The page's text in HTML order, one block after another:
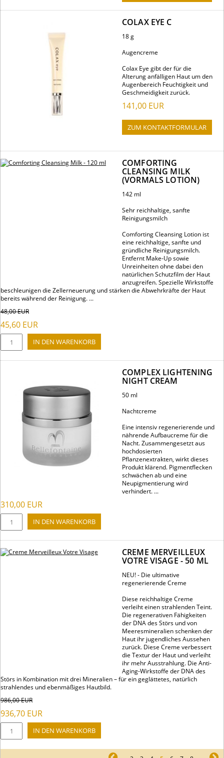
COLAX EYE C
18 g
Augencreme
Colax Eye gibt der für die
Alterung anfälligen Haut um den
Augenbereich Feuchtigkeit und
Geschmeidigkeit zurück.
141,00 EUR
ZUM KONTAKTFORMULAR
COMFORTING
CLEANSING MILK
(VORMALS LOTION)
142 ml
Sehr reichhaltige, sanfte
Reinigungsmilch
Comforting Cleansing Lotion ist
eine reichhaltige, sanfte und
gründliche Reinigungsmilch.
Entfernt Make-Up sowie
Unreinheiten ohne dabei den
natürlichen Schutzfilm der Haut
anzugreifen. Spezielle Wirkstoffe
beschleunigen die Zellerneuerung und stärken die Abwehrkräfte der Haut
bereits während der Reinigung. ...
48,00EUR
45,60 EUR
COMPLEX LIGHTENING
NIGHT CREAM
50 ml
Nachtcreme
Eine intensiv regenerierende und
nährende Aufbaucreme für die
Nacht. Zusammengesetzt aus
hochdosierten
Pflanzenextrakten, wirkt dieses
Produkt klärend. Pigmentflecken
schwächen ab und eine
Neupigmentierung wird
verhindert. ...
310,00 EUR
CREME MERVEILLEUX
VOTRE VISAGE - 50 ML
NEU! - Die ultimative
regenerierende Creme
Diese reichhaltige Creme
verleiht einen strahlenden Teint.
Die regenerativen Fähigkeiten
der DNA des Störs und von
Meeresmineralien schenken der
Haut ihr jugendliches Aussehen
zurück. Diese Creme verbessert
die Textur der Haut und verleiht
ihr mehr Ausstrahlung. Die Anti-
Aging-Wirkstoffe der DNA des
Störs in Kombination mit drei Mineralien – für ein geglättetes, natürlich
strahlendes und ebenmäßiges Hautbild.
986,00EUR
936,70 EUR